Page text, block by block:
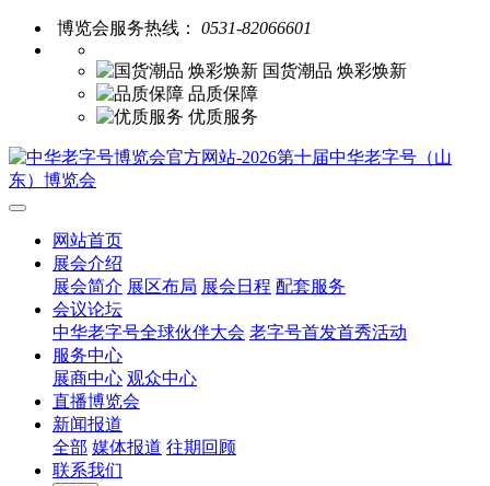
博览会服务热线： 0531-82066601
国货潮品 焕彩焕新
品质保障
优质服务
网站首页
展会介绍
展会简介 展区布局 展会日程 配套服务
会议论坛
中华老字号全球伙伴大会 老字号首发首秀活动
服务中心
展商中心 观众中心
直播博览会
新闻报道
全部 媒体报道 往期回顾
联系我们